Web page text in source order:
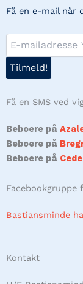
Få en e-mail når
Få en SMS ved
Beboere på
Beboere på
Beboere på
Facebookgruppe
Bastiansminde
Kontakt